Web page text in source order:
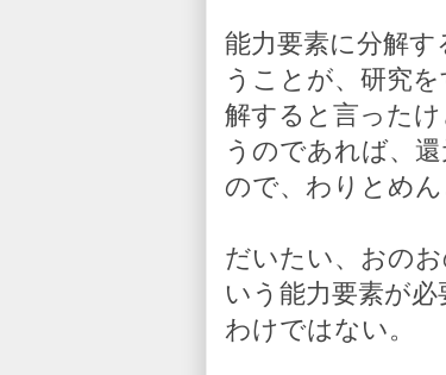
能力要素に分解
うことが、研究
解すると言った
うのであれば、
ので、わりとめん
だいたい、おの
いう能力要素が
わけではない。